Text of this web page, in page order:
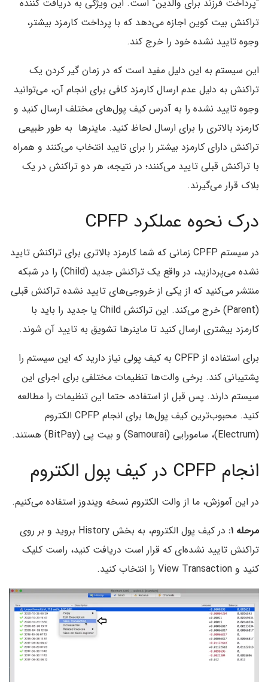
“پرداخت فرزند برای والدین” است. این ویژگی به دریافت کننده
تراکنش بیت کوین اجازه می‌دهد که با پرداخت کارمزد بیشتر،
وجوه تایید نشده خود را خرج کند.
این سیستم به این دلیل مفید است که در زمان گیر کردن یک
تراکنش به دلیل عدم ارسال کارمزد کافی برای انجام آن، می‌توانید
وجوه تایید نشده را به آدرس کیف پول‌های مختلف ارسال کنید و
کارمزد بالاتری را برای ارسال لحاظ کنید. ماینرها به طور طبیعی
تراکنش دارای کارمزد بیشتر را برای تایید انتخاب می‌کنند و همراه
با تراکنش قبلی تایید می‌کنند؛ در نتیجه، هر دو تراکنش در یک
بلاک قرار می‌گیرند.
درک نحوه عملکرد CPFP
در سیستم CPFP زمانی که شما کارمزد بالاتری برای تراکنش تایید
نشده می‌پردازید، در واقع یک تراکنش جدید (Child) را در شبکه
منتشر می‌کنید که از یکی از خروجی‌های تایید نشده تراکنش قبلی
(Parent) خرج می‌کند. این تراکنش Child یا جدید را باید با
کارمزد بیشتری ارسال کنید تا ماینرها تشویق به تایید آن شوند.
برای استفاده از CPFP به کیف پولی نیاز دارید که این سیستم را
پشتیبانی کند. برخی والت‌ها تنظیمات مختلفی برای اجرای این
سیستم دارند. پس قبل از استفاده، حتما این تنظیمات را مطالعه
کنید. محبوب‌ترین کیف پول‌ها برای انجام CPFP الکتروم
(Electrum)، سامورایی (Samourai) و بیت پی (BitPay) هستند.
انجام CPFP در کیف پول الکتروم
در این آموزش، ما از والت الکتروم نسخه ویندوز استفاده می‌کنیم.
مرحله ۱:
در کیف پول الکتروم، به بخش History بروید و بر روی
تراکنش تایید نشده‌ای که قرار است دریافت کنید، راست کلیک
کنید و View Transaction را انتخاب کنید.